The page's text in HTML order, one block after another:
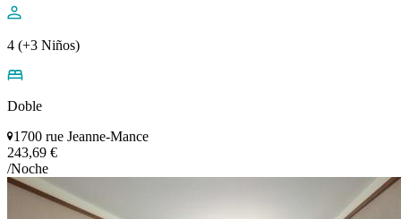
4 (+3 Niños)
Doble
1700 rue Jeanne-Mance
243,69 €
/Noche